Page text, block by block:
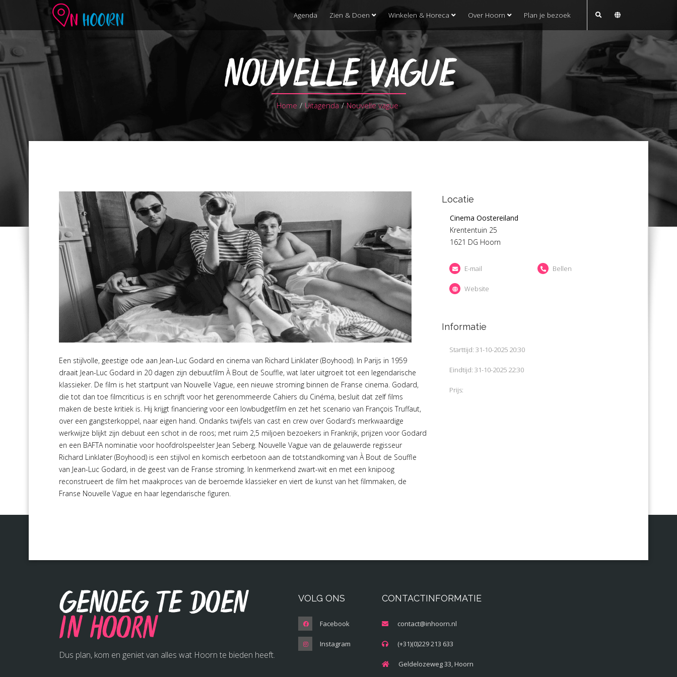
Agenda Zien & Doen Winkelen & Horeca Over Hoorn Plan je bezoek
NOUVELLE VAGUE
Home / Uitagenda / Nouvelle vague
Een stijlvolle, geestige ode aan Jean-Luc Godard en cinema van Richard Linklater (Boyhood). In Parijs in 1959
draait Jean-Luc Godard in 20 dagen zijn debuutfilm À Bout de Souffle, wat later uitgroeit tot een legendarische
klassieker. De film is het startpunt van Nouvelle Vague, een nieuwe stroming binnen de Franse cinema. Godard,
die tot dan toe filmcriticus is en schrijft voor het gerenommeerde Cahiers du Cinéma, besluit dat zelf films
maken de beste kritiek is. Hij krijgt financiering voor een lowbudgetfilm en zet het scenario van François Truffaut,
over een gangsterkoppel, naar eigen hand. Ondanks twijfels van cast en crew over Godard’s merkwaardige
werkwijze blijkt zijn debuut een schot in de roos; met ruim 2,5 miljoen bezoekers in Frankrijk, prijzen voor Godard
en een BAFTA nominatie voor hoofdrolspeelster Jean Seberg. Nouvelle Vague van de gelauwerde regisseur
Richard Linklater (Boyhood) is een stijlvol en komisch eerbetoon aan de totstandkoming van À Bout de Souffle
van Jean-Luc Godard, in de geest van de Franse stroming. In kenmerkend zwart-wit en met een knipoog
reconstrueert de film het maakproces van de beroemde klassieker en viert de kunst van het filmmaken, de
Franse Nouvelle Vague en haar legendarische figuren.
Locatie
Cinema Oostereiland
Krententuin 25
1621 DG Hoorn
E-mail Bellen
Website
Informatie
Starttijd: 31-10-2025 20:30
Eindtijd: 31-10-2025 22:30
Prijs:
Genoeg te doen
in Hoorn
Dus plan, kom en geniet van alles wat Hoorn te bieden heeft.
VOLG ONS
Facebook
Instagram
CONTACTINFORMATIE
contact@inhoorn.nl
(+31)(0)229 213 633
Geldelozeweg 33, Hoorn